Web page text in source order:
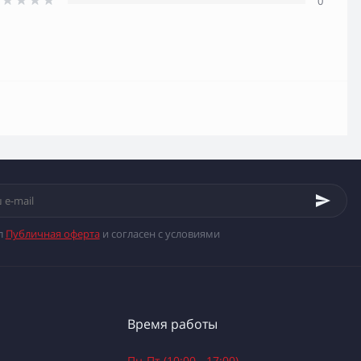
Публичная офертаи согласен с условиями
Время работы